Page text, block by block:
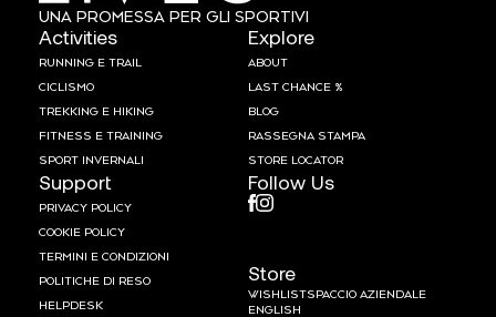
Activities
RUNNING E TRAIL
CICLISMO
TREKKING E HIKING
FITNESS E TRAINING
SPORT INVERNALI
Explore
ABOUT
LAST CHANCE %
BLOG
RASSEGNA STAMPA
STORE LOCATOR
Support
PRIVACY POLICY
COOKIE POLICY
TERMINI E CONDIZIONI
POLITICHE DI RESO
HELPDESK
Follow Us
Store
WISHLISTSPACCIO AZIENDALE
ENGLISH
UNA PROMESSA PER GLI SPORTIVI